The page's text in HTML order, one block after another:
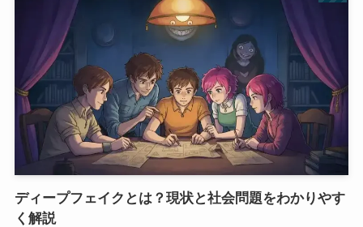
ディープフェイクとは？現状と社会問題をわかりやす
く解説